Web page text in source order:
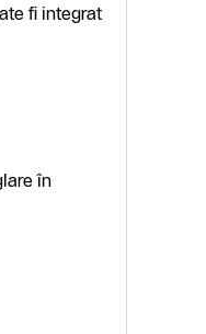
fi integrat
în